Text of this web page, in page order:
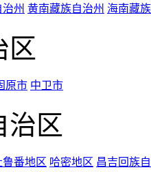
州 黄南藏族自治州 海南藏
区
原市 中卫市
治区
鲁番地区 哈密地区 昌吉回族